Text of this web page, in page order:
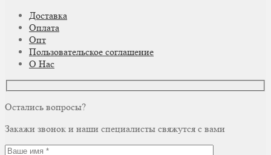
Доставка
Оплата
Опт
Пользовательское соглашение
О Нас
Остались вопросы?
Закажи звонок и наши специалисты свяжутся с вами